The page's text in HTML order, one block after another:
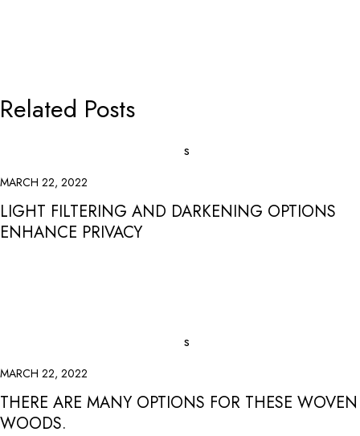
Related Posts
MARCH 22, 2022
LIGHT FILTERING AND DARKENING OPTIONS
ENHANCE PRIVACY
MARCH 22, 2022
THERE ARE MANY OPTIONS FOR THESE WOVEN
WOODS.